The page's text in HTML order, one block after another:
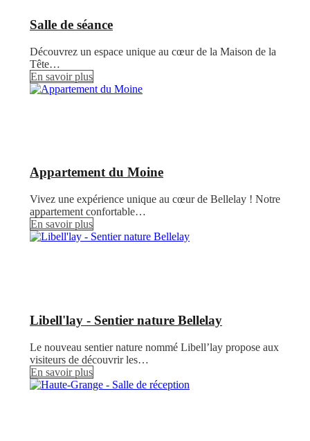
Salle de séance
Découvrez un espace unique au cœur de la Maison de la
Tête…
En savoir plus
Appartement du Moine
Vivez une expérience unique au cœur de Bellelay ! Notre
appartement confortable…
En savoir plus
Libell'lay - Sentier nature Bellelay
Le nouveau sentier nature nommé Libell’lay propose aux
visiteurs de découvrir les…
En savoir plus